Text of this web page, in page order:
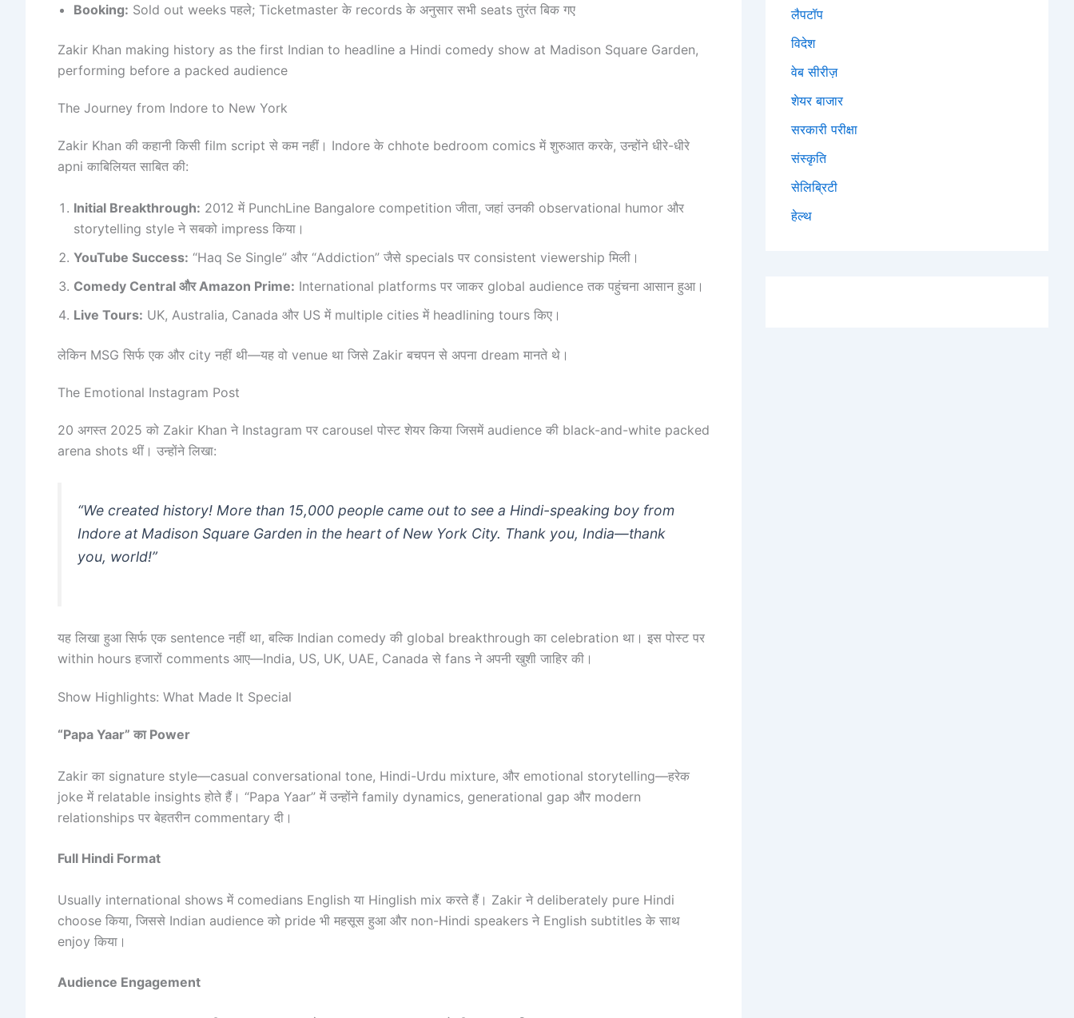
Booking: Sold out weeks पहले; Ticketmaster के records के अनुसार सभी seats तुरंत बिक गए
Zakir Khan making history as the first Indian to headline a Hindi comedy show at Madison Square Garden,
performing before a packed audience
The Journey from Indore to New York
Zakir Khan की कहानी किसी film script से कम नहीं। Indore के chhote bedroom comics में शुरुआत करके, उन्होंने धीरे-धीरे
apni काबिलियत साबित की:
Initial Breakthrough: 2012 में PunchLine Bangalore competition जीता, जहां उनकी observational humor और
storytelling style ने सबको impress किया।
YouTube Success: “Haq Se Single” और “Addiction” जैसे specials पर consistent viewership मिली।
Comedy Central और Amazon Prime: International platforms पर जाकर global audience तक पहुंचना आसान हुआ।
Live Tours: UK, Australia, Canada और US में multiple cities में headlining tours किए।
लेकिन MSG सिर्फ एक और city नहीं थी—यह वो venue था जिसे Zakir बचपन से अपना dream मानते थे।
The Emotional Instagram Post
20 अगस्त 2025 को Zakir Khan ने Instagram पर carousel पोस्ट शेयर किया जिसमें audience की black-and-white packed
arena shots थीं। उन्होंने लिखा:
“We created history! More than 15,000 people came out to see a Hindi-speaking boy from
Indore at Madison Square Garden in the heart of New York City. Thank you, India—thank
you, world!”
यह लिखा हुआ सिर्फ एक sentence नहीं था, बल्कि Indian comedy की global breakthrough का celebration था। इस पोस्ट पर
within hours हजारों comments आए—India, US, UK, UAE, Canada से fans ने अपनी खुशी जाहिर की।
Show Highlights: What Made It Special
“Papa Yaar” का Power
Zakir का signature style—casual conversational tone, Hindi-Urdu mixture, और emotional storytelling—हरेक
joke में relatable insights होते हैं। “Papa Yaar” में उन्होंने family dynamics, generational gap और modern
relationships पर बेहतरीन commentary दी।
Full Hindi Format
Usually international shows में comedians English या Hinglish mix करते हैं। Zakir ने deliberately pure Hindi
choose किया, जिससे Indian audience को pride भी महसूस हुआ और non-Hindi speakers ने English subtitles के साथ
enjoy किया।
Audience Engagement
लैपटॉप
विदेश
वेब सीरीज़
शेयर बाजार
सरकारी परीक्षा
संस्कृति
सेलिब्रिटी
हेल्थ